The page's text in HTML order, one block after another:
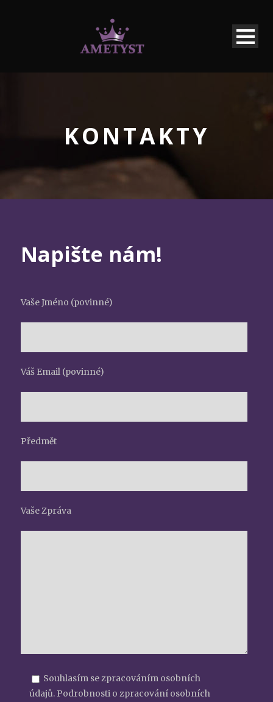
KONTAKTY
Napište nám!
Vaše Jméno (povinné)
Váš Email (povinné)
Předmět
Vaše Zpráva
Souhlasím se zpracováním osobních
údajů. Podrobnosti o zpracování osobních